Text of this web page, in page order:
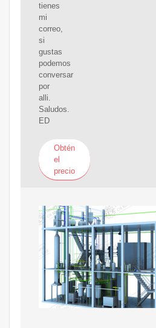
tienes
mi
correo,
si
gustas
podemos
conversar
por
alli.
Saludos.
ED
Obtén
el
precio